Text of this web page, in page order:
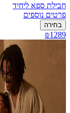
חבילת ספא ליחיד
פרטים נוספים
בחירה
₪1289